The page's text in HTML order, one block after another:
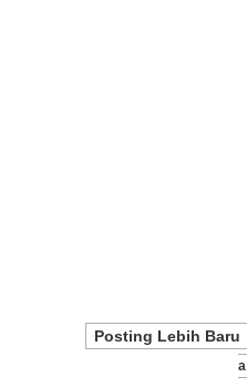
Posting Lebih Baru
A